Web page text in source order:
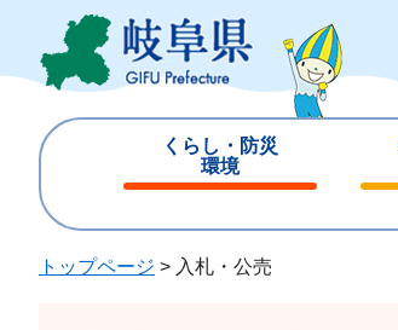
ジ
ュ
くらし・防災
環境
じ
じ
トップページ > 入札・公売